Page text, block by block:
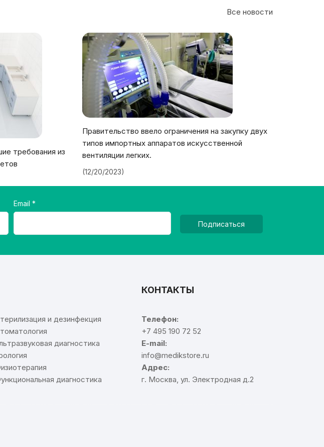
Все новости
требования из
Правительство ввело ограничения на закупку двух
типов импортных аппаратов искусственной
вентиляции легких.
(12/20/2023)
Email
Подписаться
и дезинфекция
диагностика
диагностика
КОНТАКТЫ
Телефон:
+7 495 190 72 52
E-mail:
info@medikstore.ru
Адрес:
г. Москва, ул. Электродная д.2